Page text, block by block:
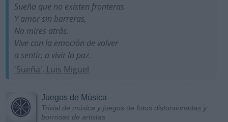
Sueña que no existen fronteras
Y amor sin barreras,
No mires atrás.
Vive con la emoción de volver
a sentir, a vivir la paz.
'Sueña', Luis Miguel
Juegos de Música
Trivial de música y juegos de fotos distorsionadas y
borrosas de artistas